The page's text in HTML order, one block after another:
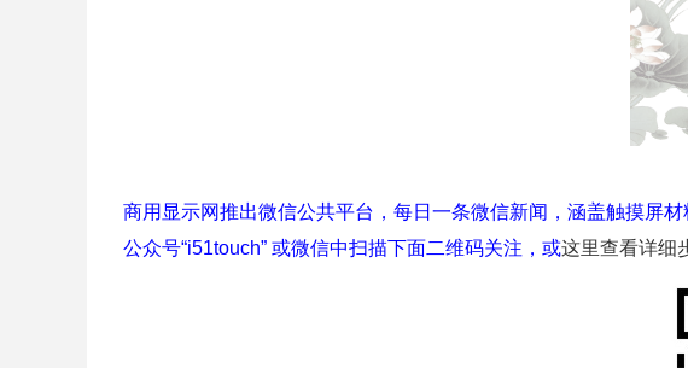
商用显示网推出微信公共平台，每日一条微信新闻，涵盖触摸屏
公众号“i51touch” 或微信中扫描下面二维码关注，或这里查看详细